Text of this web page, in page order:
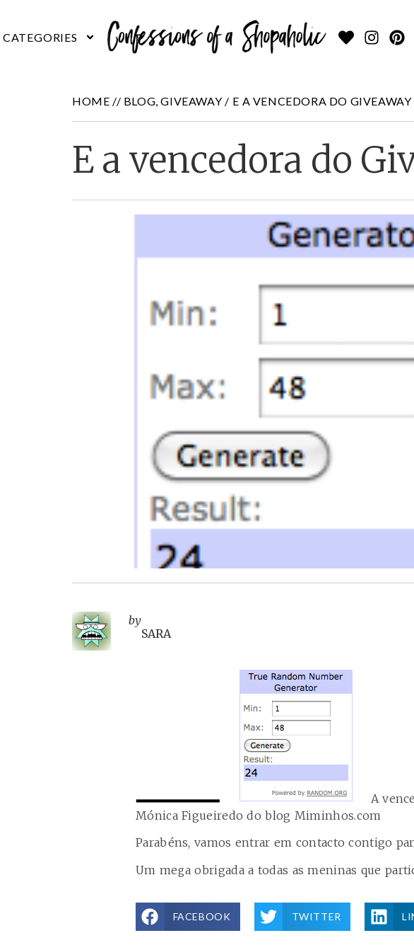
HOME // BLOG,GIVEAWAY / E A VENCEDORA DO
E a vencedora do
by
SARA
A
Mónica Figueiredo do blog Miminhos.com
Parabéns, vamos entrar em contacto contigo
Um mega obrigada a todas as meninas que
FACEBOOK TWITTER